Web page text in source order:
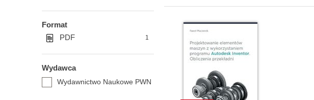
Format
PDF
1
Wydawca
Wydawnictwo Naukowe PWN